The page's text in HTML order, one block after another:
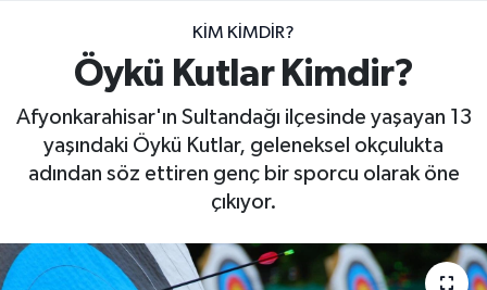
KIM KIMDIR?
Öykü Kutlar Kimdir?
Afyonkarahisar'ın Sultandağı ilçesinde yaşayan 13
yaşındaki Öykü Kutlar, geleneksel okçulukta
adından söz ettiren genç bir sporcu olarak öne
çıkıyor.